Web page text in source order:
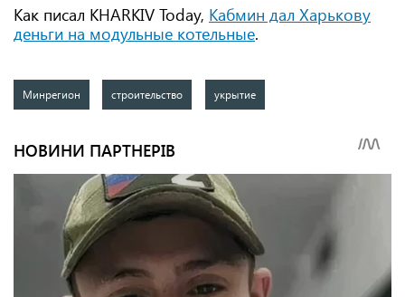
Как писал KHARKIV Today, Кабмин дал Харькову
деньги на модульные котельные.
Минрегион строительство укрытие